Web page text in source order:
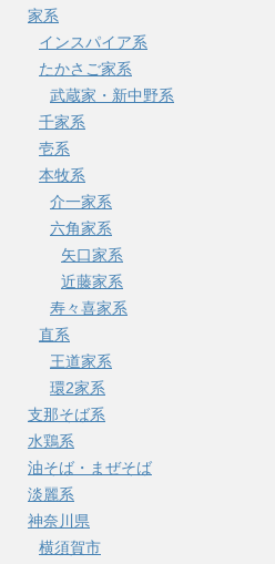
家系
インスパイア系
たかさご家系
武蔵家・新中野系
千家系
壱系
本牧系
介一家系
六角家系
矢口家系
近藤家系
寿々喜家系
直系
王道家系
環2家系
支那そば系
水鶏系
油そば・まぜそば
淡麗系
神奈川県
横須賀市